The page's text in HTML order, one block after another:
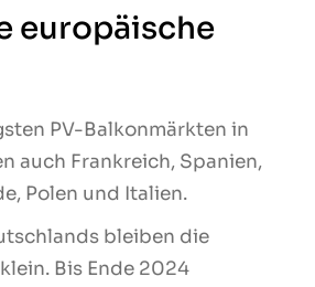
europäische
PV-Balkonmärkten in
auch Frankreich, Spanien,
Polen und Italien.
bleiben die
Bis Ende 2024